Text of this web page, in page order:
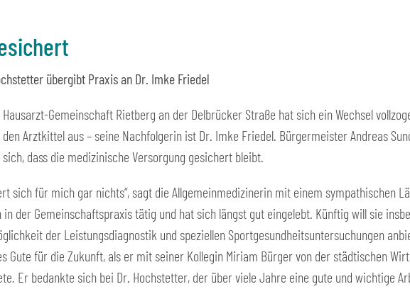
übergibt Praxis an Dr. Imke Friedel
Gemeinschaft Rietberg an der Delbrücker Straße hat sich ein Wechsel
Arztkittel aus – seine Nachfolgerin ist Dr. Imke Friedel. Bürgermeister Andreas
dass die medizinische Versorgung gesichert bleibt.
sich für mich gar nichts“, sagt die Allgemeinmedizinerin mit einem sympathischen
der Gemeinschaftspraxis tätig und hat sich längst gut eingelebt. Künftig will sie
der Leistungsdiagnostik und speziellen Sportgesundheitsuntersuchungen
Gute für die Zukunft, als er mit seiner Kollegin Miriam Bürger von der städtischen
Er bedankte sich bei Dr. Hochstetter, der über viele Jahre eine gute und wichtige